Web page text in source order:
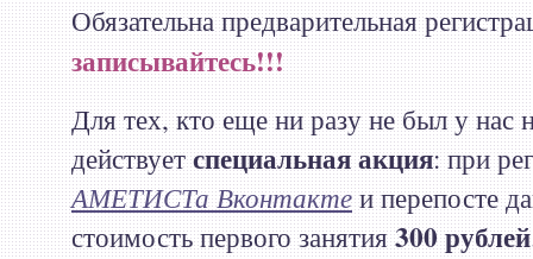
Обязательна предварительная
записывайтесь!!!
Для тех, кто еще ни разу не был у нас
действуетспециальная акция: при
АМЕТИСТа Вконтактеи перепосте
стоимость первого занятия300 рублей